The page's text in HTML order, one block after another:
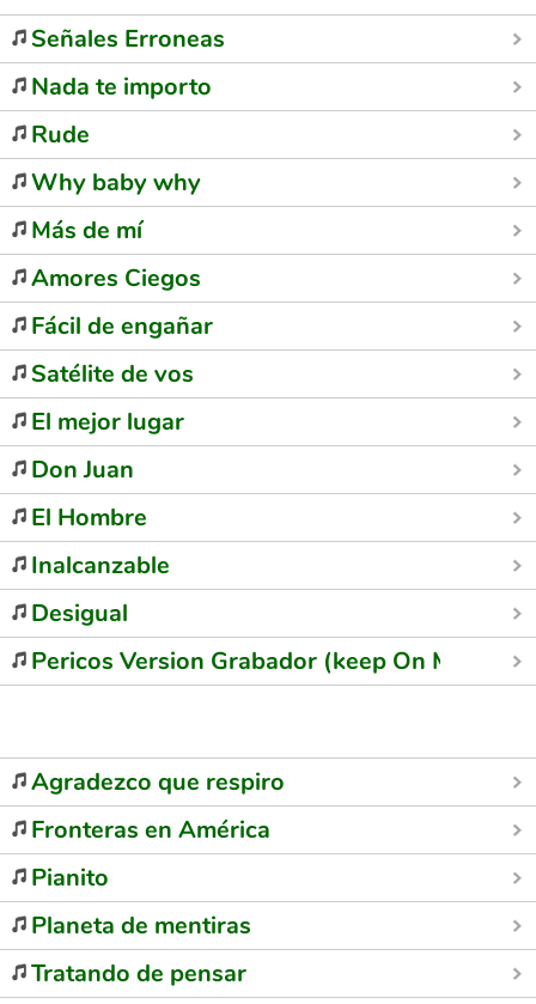
Señales Erroneas
Nada te importo
Rude
Why baby why
Más de mí
Amores Ciegos
Fácil de engañar
Satélite de vos
El mejor lugar
Don Juan
El Hombre
Inalcanzable
Desigual
Pericos Version Grabador (keep On Movin )
Agradezco que respiro
Fronteras en América
Pianito
Planeta de mentiras
Tratando de pensar